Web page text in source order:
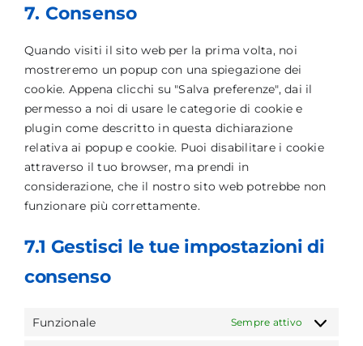
varie
7. Consenso
Quando visiti il sito web per la prima volta, noi
mostreremo un popup con una spiegazione dei
cookie. Appena clicchi su "Salva preferenze", dai il
permesso a noi di usare le categorie di cookie e
plugin come descritto in questa dichiarazione
relativa ai popup e cookie. Puoi disabilitare i cookie
attraverso il tuo browser, ma prendi in
considerazione, che il nostro sito web potrebbe non
funzionare più correttamente.
7.1 Gestisci le tue impostazioni di
consenso
Funzionale Sempre attivo